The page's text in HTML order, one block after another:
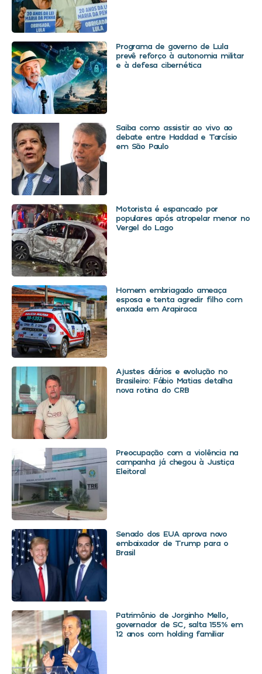
Programa de governo de Lula
prevê reforço à autonomia militar
e à defesa cibernética
Saiba como assistir ao vivo ao
debate entre Haddad e Tarcísio
em São Paulo
Motorista é espancado por
populares após atropelar menor no
Vergel do Lago
Homem embriagado ameaça
esposa e tenta agredir filho com
enxada em Arapiraca
Ajustes diários e evolução no
Brasileiro: Fábio Matias detalha
nova rotina do CRB
Preocupação com a violência na
campanha já chegou à Justiça
Eleitoral
Senado dos EUA aprova novo
embaixador de Trump para o
Brasil
Patrimônio de Jorginho Mello,
governador de SC, salta 155% em
12 anos com holding familiar